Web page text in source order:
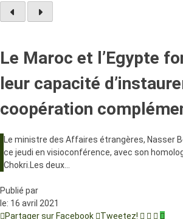
Le Maroc et l’Egypte
leur capacité
coopération
Le ministre des Affaires étrangères, Nasser
ce jeudi en visioconférence, avec son
Chokri.Les deux…
Publié par
le: 16 avril 2021
Partager sur Facebook
Tweetez!